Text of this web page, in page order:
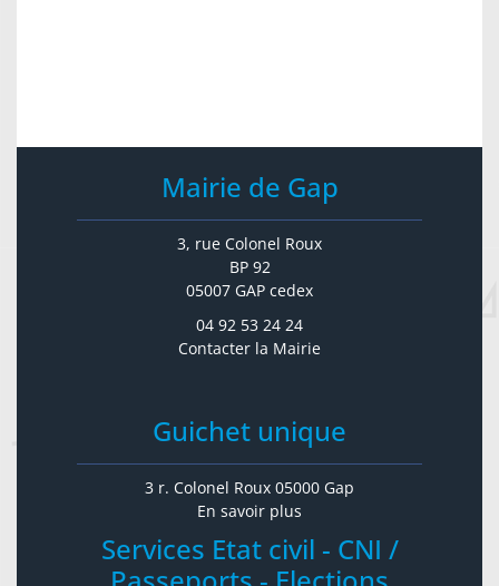
Mairie de Gap
3, rue Colonel Roux
BP 92
05007 GAP cedex
04 92 53 24 24
Contacter la Mairie
Guichet unique
3 r. Colonel Roux 05000 Gap
En savoir plus
Services Etat civil - CNI /